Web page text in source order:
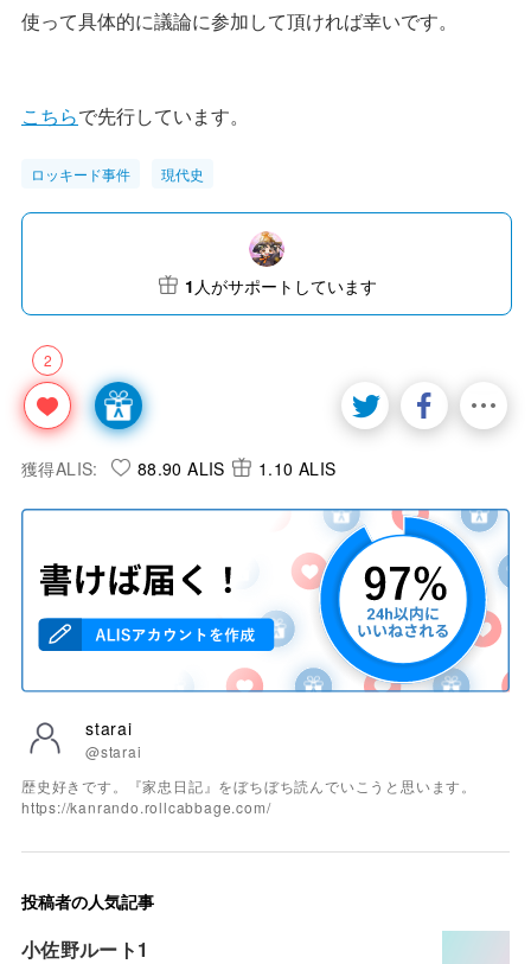
使って具体的に議論に参加して頂ければ幸いです。
こちらで先行しています。
ロッキード事件 現代史
2
1 人がサポートしています
獲得ALIS: 88.90 ALIS 1.10 ALIS
starai
@starai
歴史好きです。『家忠日記』をぼちぼち読んでいこうと思います。
https://kanrando.rollcabbage.com/
投稿者の人気記事
小佐野ルート1